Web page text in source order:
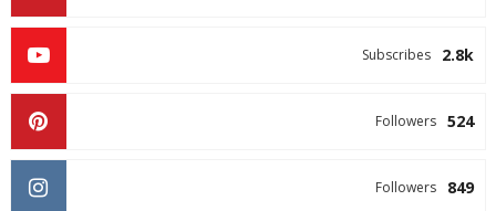
2.8k
Subscribes
524
Followers
849
Followers